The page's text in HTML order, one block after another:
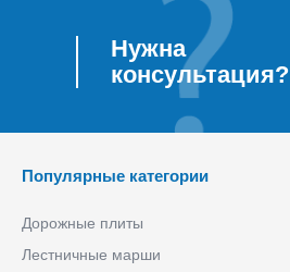
Нужна
консультация?
Популярные категории
Дорожные плиты
Лестничные марши